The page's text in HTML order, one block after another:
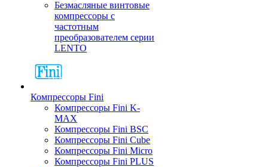
Безмасляные винтовые
компрессоры с
частотным
преобразователем серии
LENTO
Компрессоры Fini
Компрессоры Fini K-
MAX
Компрессоры Fini BSC
Компрессоры Fini Cube
Компрессоры Fini Micro
Компрессоры Fini PLUS